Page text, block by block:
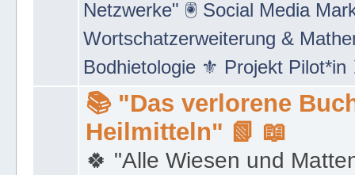
Netzwerke" 🖲 Social Media
Wortschatzerweiterung &
Bodhietologie ⚜ Projekt
📚 "Das verlorene
Heilmitteln" 📗 📖
🍀 "Alle Wiesen und